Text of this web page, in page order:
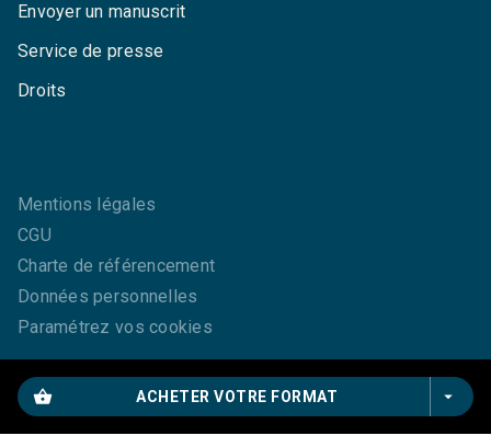
shopping_basket ACHETER VOTRE FORMAT arrow_drop_down
Envoyer un manuscrit
Service de presse
Droits
Mentions légales
CGU
Charte de référencement
Données personnelles
Paramétrez vos cookies